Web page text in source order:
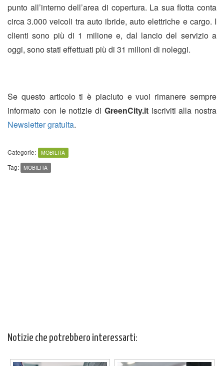
punto all’interno dell’area di copertura. La sua flotta conta
circa 3.000 veicoli tra auto ibride, auto elettriche e cargo. I
clienti sono più di 1 milione e, dal lancio del servizio a
oggi, sono stati effettuati più di 31 milioni di noleggi.
Se questo articolo ti è piaciuto e vuoi rimanere sempre
informato con le notizie di GreenCity.itiscriviti alla nostra
Newsletter gratuita.
Categorie: MOBILITÀ
Tag: MOBILITÀ
Notizie che potrebbero interessarti: